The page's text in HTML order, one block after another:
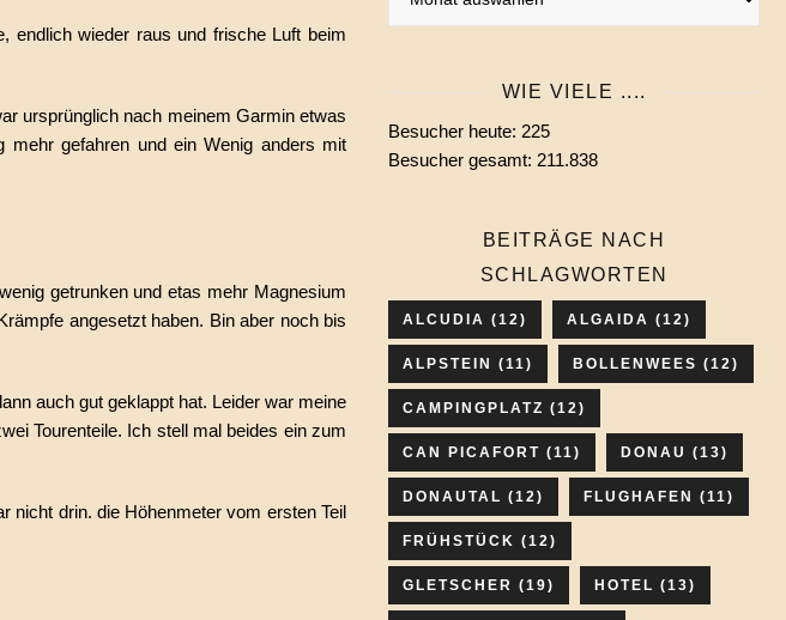
endlich wieder raus und frische Luft beim
ursprünglich nach meinem Garmin etwas
gefahren und ein Wenig anders mit
getrunken und etas mehr Magnesium
angesetzt haben. Bin aber noch bis
auch gut geklappt hat. Leider war meine
Tourenteile. Ich stell mal beides ein zum
nicht drin. die Höhenmeter vom ersten Teil
wählen
WIE VIELE ....
Besucher heute: 225
Besucher gesamt: 211.838
BEITRÄGE NACH
SCHLAGWORTEN
ALCUDIA (12) ALGAIDA (12)
ALPSTEIN (11) BOLLENWEES (12)
CAMPINGPLATZ (12)
CAN PICAFORT (11) DONAU (13)
DONAUTAL (12) FLUGHAFEN (11)
FRÜHSTÜCK (12)
GLETSCHER (19) HOTEL (13)